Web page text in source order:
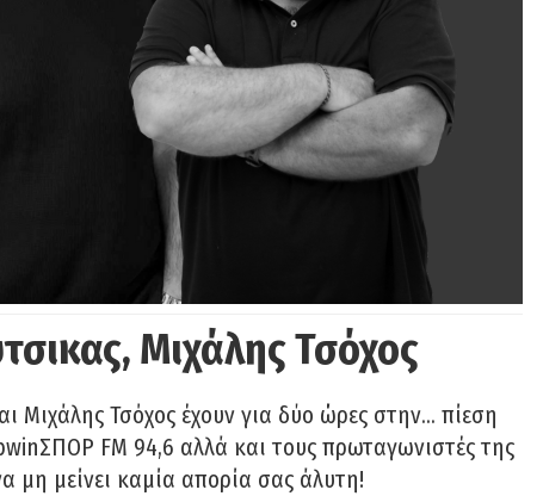
Μιχάλης Τσόχος
Μιχάλης Τσόχος έχουν για δύο ώρες στην… πίεση
FM 94,6 αλλά και τους πρωταγωνιστές της
μη μείνει καμία απορία σας άλυτη!